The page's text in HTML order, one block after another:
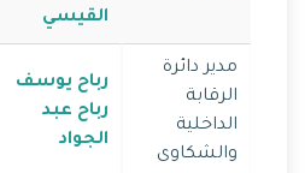
القيسي
مدير دائرة
الرقابة
الداخلية
والشكاوى
رباح يوسف
رباح عبد
الجواد